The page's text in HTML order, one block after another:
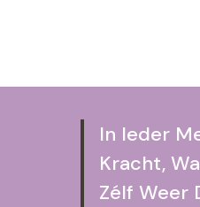
In Ieder
Kracht,
Zélf Weer